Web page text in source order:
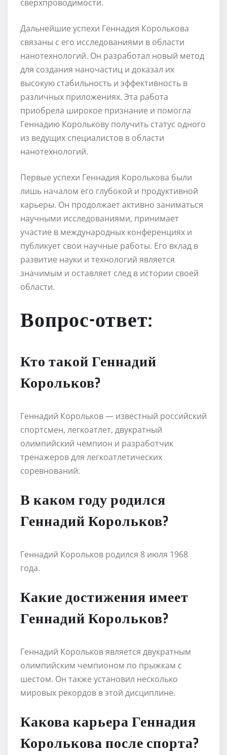
сверхпроводимости.
Дальнейшие успехи Геннадия Королькова
связаны с его исследованиями в области
нанотехнологий. Он разработал новый метод
для создания наночастиц и доказал их
высокую стабильность и эффективность в
различных приложениях. Эта работа
приобрела широкое признание и помогла
Геннадию Королькову получить статус одного
из ведущих специалистов в области
нанотехнологий.
Первые успехи Геннадия Королькова были
лишь началом его глубокой и продуктивной
карьеры. Он продолжает активно заниматься
научными исследованиями, принимает
участие в международных конференциях и
публикует свои научные работы. Его вклад в
развитие науки и технологий является
значимым и оставляет след в истории своей
области.
Вопрос-ответ:
Кто такой Геннадий
Корольков?
Геннадий Корольков — известный российский
спортсмен, легкоатлет, двукратный
олимпийский чемпион и разработчик
тренажеров для легкоатлетических
соревнований.
В каком году родился
Геннадий Корольков?
Геннадий Корольков родился 8 июля 1968
года.
Какие достижения имеет
Геннадий Корольков?
Геннадий Корольков является двукратным
олимпийским чемпионом по прыжкам с
шестом. Он также установил несколько
мировых рекордов в этой дисциплине.
Какова карьера Геннадия
Королькова после спорта?